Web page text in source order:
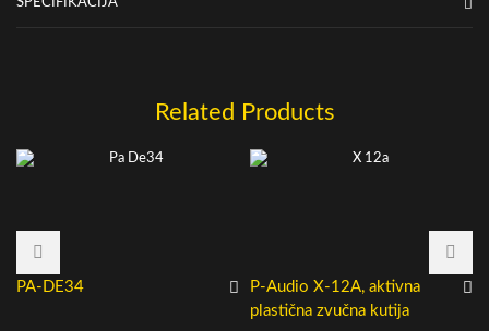
Related Products
PA-DE34
P-Audio X-12A, aktivna
plastična zvučna kutija